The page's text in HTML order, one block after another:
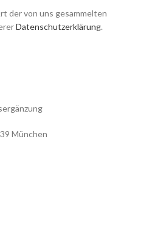
der von uns gesammelten
Datenschutzerklärung.
München